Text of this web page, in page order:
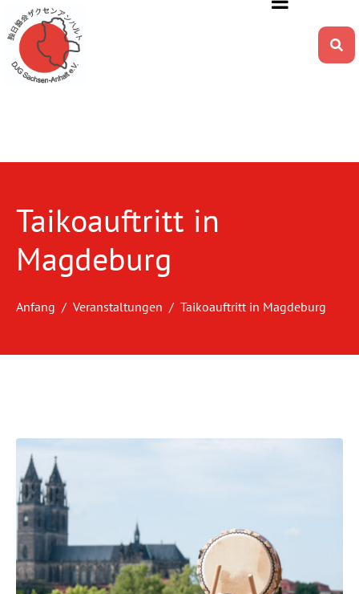
Taikoauftritt in
Magdeburg
Anfang Veranstaltungen Taikoauftritt in Magdeburg